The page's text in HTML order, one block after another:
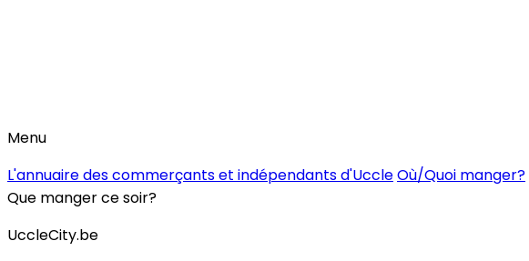
Menu
L'annuaire des commerçants et indépendants d'UccleOù/Quoi manger?
Que manger ce soir?
UccleCity.be